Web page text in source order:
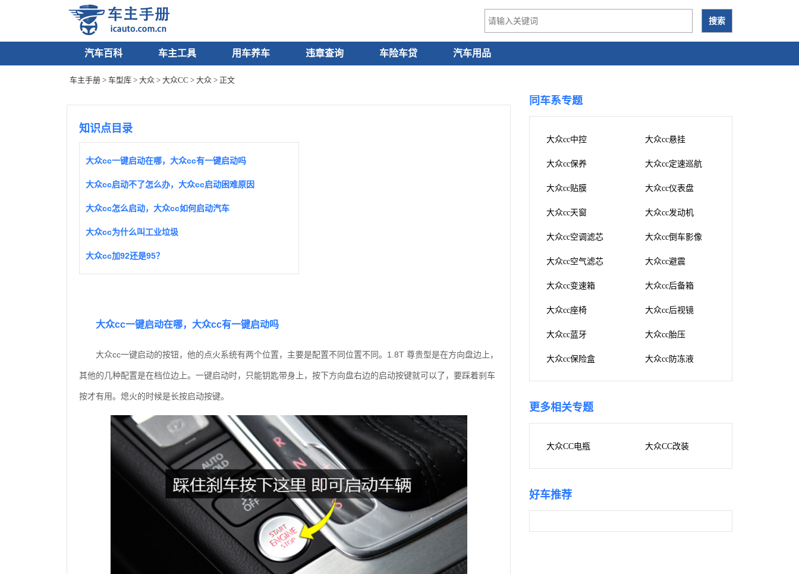
汽车百科 车主工具 用车养车 违章查询 车险车贷 汽车用品
车主手册 > 车型库 > 大众 > 大众CC > 大众 > 正文
知识点目录
大众cc一键启动在哪，大众cc有一键启动吗
大众cc启动不了怎么办，大众cc启动困难原因
大众cc怎么启动，大众cc如何启动汽车
大众cc为什么叫工业垃圾
大众cc加92还是95？
大众cc一键启动在哪，大众cc有一键启动吗
大众cc一键启动的按钮，他的点火系统有两个位置，主要是配置不同位置不同。1.8T 尊贵型是在方向盘边上，
其他的几种配置是在档位边上。一键启动时，只能钥匙带身上，按下方向盘右边的启动按键就可以了，要踩着刹车
按才有用。熄火的时候是长按启动按键。
同车系专题
大众cc中控 大众cc悬挂
大众cc保养 大众cc定速巡航
大众cc贴膜 大众cc仪表盘
大众cc天窗 大众cc发动机
大众cc空调滤芯 大众cc倒车影像
大众cc空气滤芯 大众cc避震
大众cc变速箱 大众cc后备箱
大众cc座椅 大众cc后视镜
大众cc蓝牙 大众cc胎压
大众cc保险盒 大众cc防冻液
更多相关专题
大众CC电瓶 大众CC改装
好车推荐